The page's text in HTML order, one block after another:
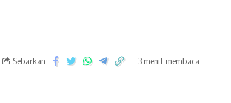
Sebarkan 3 menit membaca